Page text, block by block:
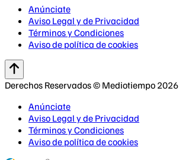
Anúnciate
Aviso Legal y de Privacidad
Términos y Condiciones
Aviso de política de cookies
Derechos Reservados © Mediotiempo 2026
Anúnciate
Aviso Legal y de Privacidad
Términos y Condiciones
Aviso de política de cookies